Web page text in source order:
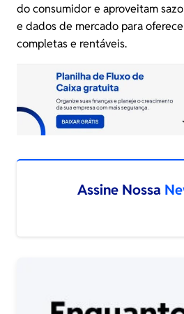
do consumidor e aproveitam
e dados de mercado para
completas e rentáveis.
Assine Nossa